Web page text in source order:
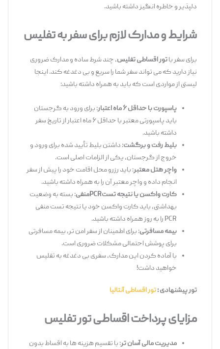
دلپذیر و خاطره ‌انگیز داشته باشید.
شرایط و مدارک لازم برای سفر به تفلیس
برای سفر باتور اقساطی تفلیس، چند شرط ساده و مدارک ضروری
نیاز دارید که می ‌تواند سفر شما را سریع و بی ‌دغدغه کند. اینجا
لیستی از مواردی است که باید به همراه داشته باشید:
پاسپورت با حداقل ۶ ماه اعتبار
: برای ورود به گرجستان
باید پاسپورتی معتبر با حداقل ۶ ماه اعتبار از تاریخ سفر
داشته باشید.
بلیط رفت و برگشت: داشتن بلیط تأیید شده برای ورود و
خروج از گرجستان، یکی از الزامات اصلی است.
واچر هتل معتبر: باید رزرو محل اقامت خود را پیش از سفر
انجام داده و واچر معتبر آن را به همراه داشته باشید.
کارت واکسن یا نتیجه تستPCRمنفی: بسته به وضعیت
بهداشتی، باید کارت واکسن خود یا نتیجه تست منفی
بیمه مسافرتی: برای اطمینان از سفر امن‌ تر، بیمه مسافرتی
برای پوشش احتمالی مشکلات ضروری است.
با آماده کردن این مدارک، سفری بی ‌دغدغه به تفلیس
خواهید داشت!
تور پیشنهادی :تور اقساطی آنتالیا
مزایای پرداخت اقساطی تور تفلیس
مدیریت مالی آسان ‌تر: با تقسیم هزینه ‌ها به اقساط بدون